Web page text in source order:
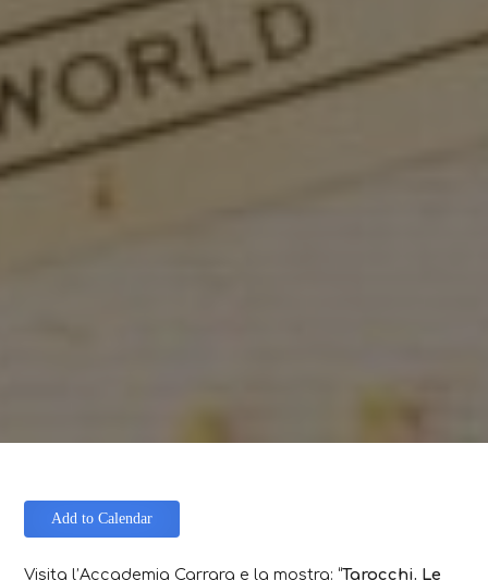
Add to Calendar
Visita l’Accademia Carrara e la mostra: “Tarocchi. Le